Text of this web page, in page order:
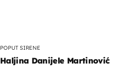
POPUT SIRENE
Haljina Danijele Martinović